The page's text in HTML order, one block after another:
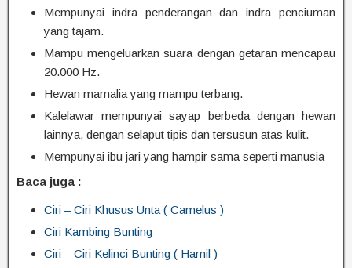
Mempunyai indra penderangan dan indra penciuman
yang tajam.
Mampu mengeluarkan suara dengan getaran mencapau
20.000 Hz.
Hewan mamalia yang mampu terbang.
Kalelawar mempunyai sayap berbeda dengan hewan
lainnya, dengan selaput tipis dan tersusun atas kulit.
Mempunyai ibu jari yang hampir sama seperti manusia
Baca juga :
Ciri – Ciri Khusus Unta ( Camelus )
Ciri Kambing Bunting
Ciri – Ciri Kelinci Bunting ( Hamil )